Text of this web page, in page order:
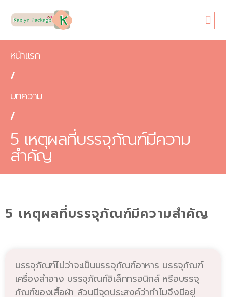
หน้าแรก
/
บทความ
/
5 เหตุผลที่บรรจุภัณฑ์มีความ
สำคัญ
5 เหตุผลที่บรรจุภัณฑ์มีความสำคัญ
บรรจุภัณฑ์ไม่ว่าจะเป็นบรรจุภัณฑ์อาหาร บรรจุภัณฑ์
เครื่องสำอาง บรรจุภัณฑ์อิเล็กทรอนิกส์ หรือบรรจุ
ภัณฑ์ของเสื้อผ้า ล้วนมีจุดประสงค์ว่าทำไมจึงมีอยู่